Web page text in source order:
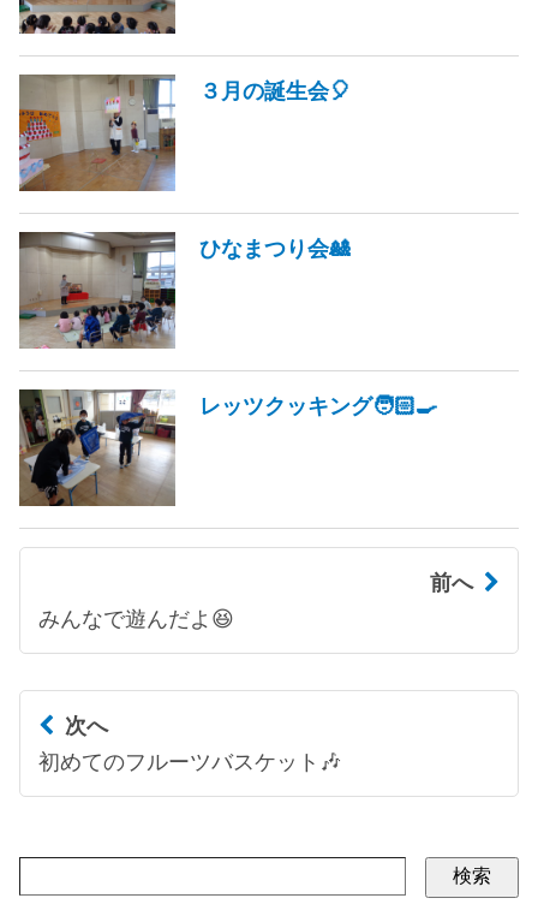
３月の誕生会🎈
ひなまつり会🎎
レッツクッキング🧑🏻‍🍳
前へ
みんなで遊んだよ😆
次へ
初めてのフルーツバスケット🎶
検索